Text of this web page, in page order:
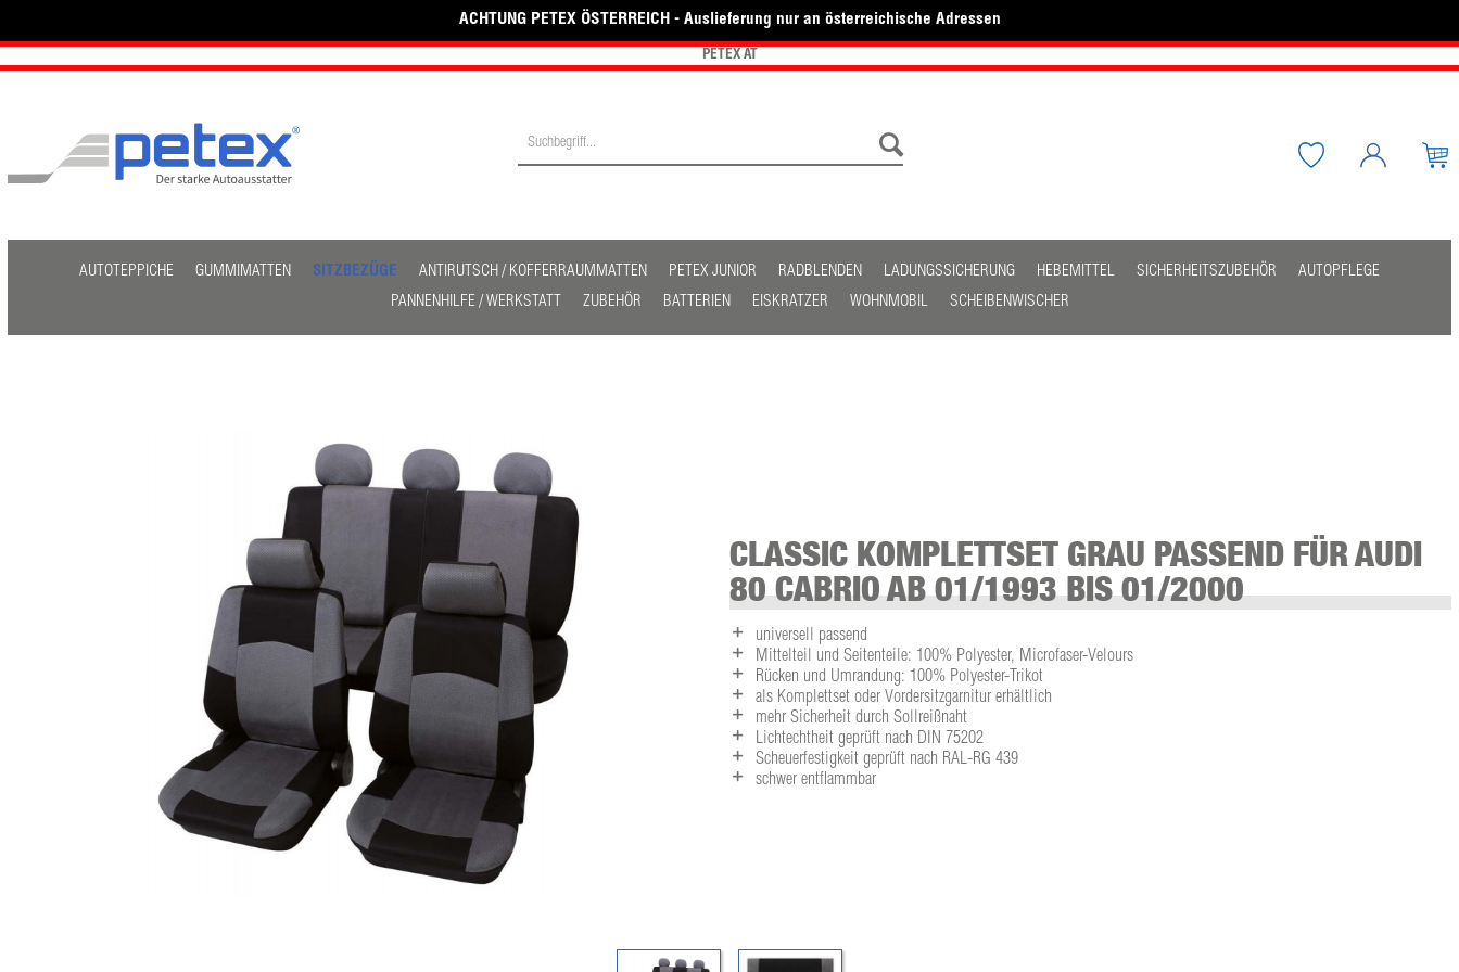
ACHTUNG PETEX ÖSTERREICH - Auslieferung nur an österreichische Adressen
PETEX AT
AUTOTEPPICHE GUMMIMATTEN SITZBEZÜGE ANTIRUTSCH / KOFFERRAUMMATTEN PETEX JUNIOR RADBLENDEN LADUNGSSICHERUNG HEBEMITTEL SICHERHEITSZUBEHÖR
AUTOPFLEGE
PANNENHILFE / WERKSTATT
ZUBEHÖR BATTERIEN EISKRATZER WOHNMOBIL SCHEIBENWISCHER
CLASSIC KOMPLETTSET GRAU PASSEND FÜR AUDI
80 CABRIO AB 01/1993 BIS 01/2000
universell passend
Mittelteil und Seitenteile: 100% Polyester, Microfaser-Velours
Rücken und Umrandung: 100% Polyester-Trikot
als Komplettset oder Vordersitzgarnitur erhältlich
mehr Sicherheit durch Sollreißnaht
Lichtechtheit geprüft nach DIN 75202
Scheuerfestigkeit geprüft nach RAL-RG 439
schwer entflammbar